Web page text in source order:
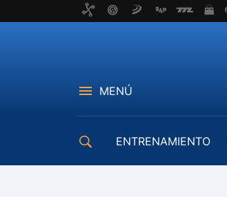
MENÚ
ENTRENAMIENTO